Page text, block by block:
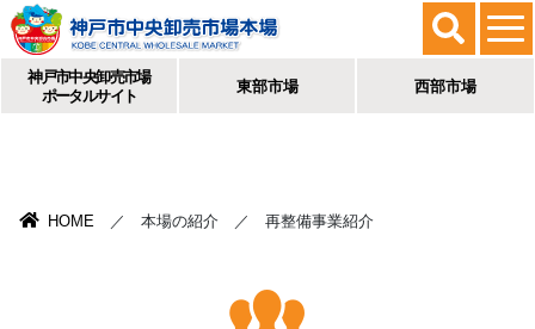
神戸市中央卸売市場
ポータルサイト
東部市場 西部市場
HOME ／ 本場の紹介 ／ 再整備事業紹介